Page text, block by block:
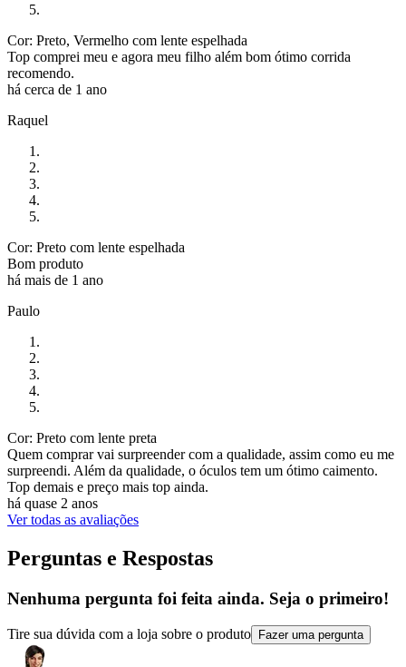
Cor: Preto, Vermelho com lente espelhada
Top comprei meu e agora meu filho além bom ótimo corrida
recomendo.
há cerca de 1 ano
Raquel
Cor: Preto com lente espelhada
Bom produto
há mais de 1 ano
Paulo
Cor: Preto com lente preta
Quem comprar vai surpreender com a qualidade, assim como eu me
surpreendi. Além da qualidade, o óculos tem um ótimo caimento.
Top demais e preço mais top ainda.
há quase 2 anos
Ver todas as avaliações
Perguntas e Respostas
Nenhuma pergunta foi feita ainda. Seja o primeiro!
Tire sua dúvida com a loja sobre o produto Fazer uma pergunta